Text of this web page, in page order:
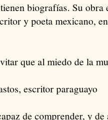
biografías. Su
y poeta mexicano,
que al miedo de la
escritor paraguayo
de comprender, y